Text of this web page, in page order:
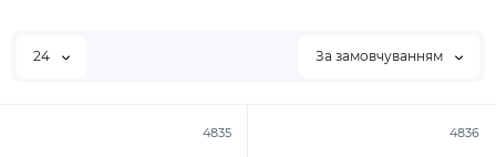
24 За замовчуванням
4835 4836